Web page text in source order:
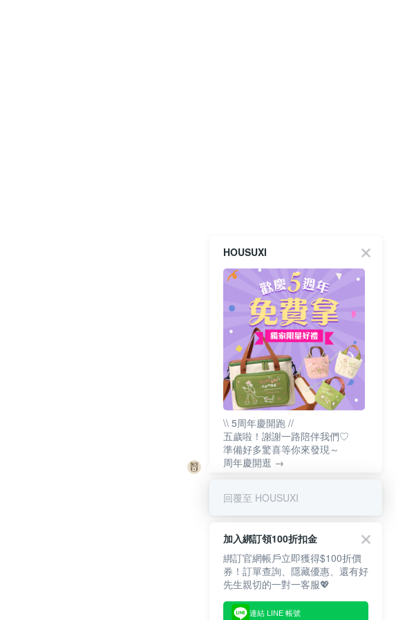
HOUSUXI
\\ 5周年慶開跑 //
五歲啦！謝謝一路陪伴我們♡
準備好多驚喜等你來發現～
周年慶開逛 →
回覆至 HOUSUXI
加入綁訂領100折扣金
綁訂官網帳戶立即獲得$100折價
券！訂單查詢、隱藏優惠、還有好
先生親切的一對一客服💖
連結 LINE 帳號